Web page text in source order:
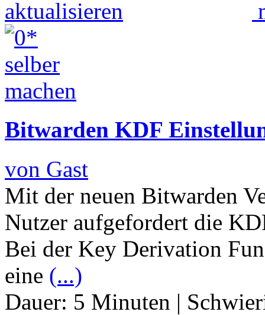
Bitwarden KDF
von Gast
Mit der neuen Bitwarden
Nutzer aufgefordert die
Bei der Key Derivation
eine (...)
Dauer: 5 Minuten |